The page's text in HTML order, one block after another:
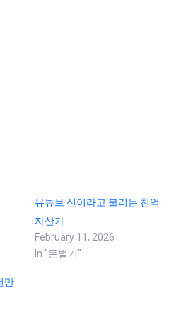
유튜브 신이라고 불리는 천억
자산가
February 11, 2026
In "돈벌기"
만